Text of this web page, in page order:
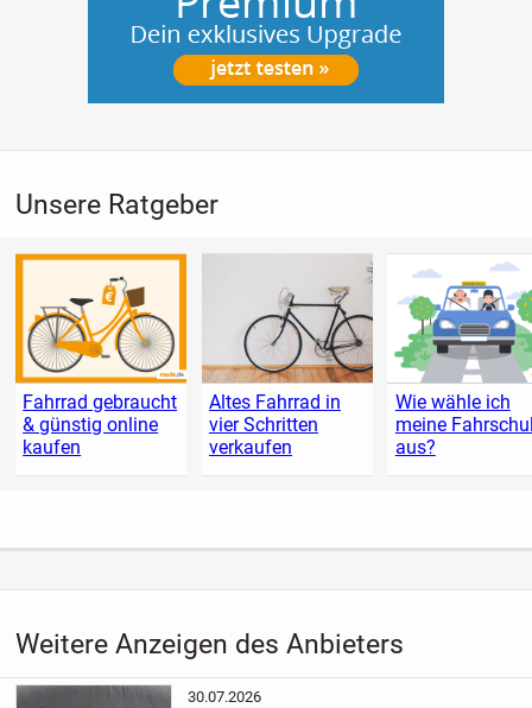
Unsere Ratgeber
Fahrrad gebraucht
& günstig online
kaufen
Altes Fahrrad in
vier Schritten
verkaufen
Wie wähle ich
meine
aus?
Weitere Anzeigen des Anbieters
30.07.2026